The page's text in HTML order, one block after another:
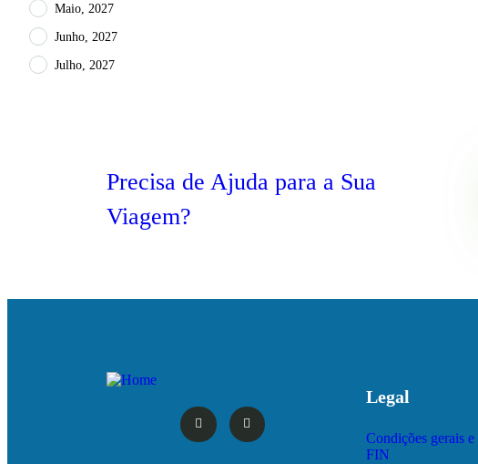
Maio, 2027
Junho, 2027
Julho, 2027
Precisa de Ajuda para a Sua
Viagem?
Legal
Condições gerais e
FIN